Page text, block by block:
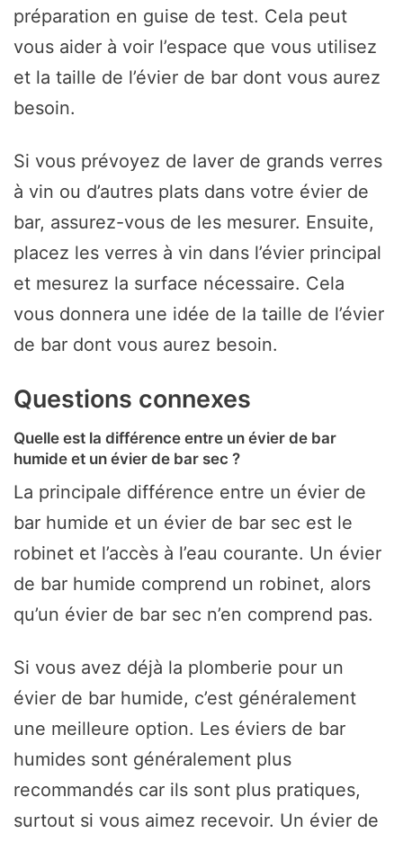
préparation en guise de test. Cela peut
vous aider à voir l’espace que vous utilisez
et la taille de l’évier de bar dont vous aurez
besoin.
Si vous prévoyez de laver de grands verres
à vin ou d’autres plats dans votre évier de
bar, assurez-vous de les mesurer. Ensuite,
placez les verres à vin dans l’évier principal
et mesurez la surface nécessaire. Cela
vous donnera une idée de la taille de l’évier
de bar dont vous aurez besoin.
Questions connexes
Quelle est la différence entre un évier de bar
humide et un évier de bar sec ?
La principale différence entre un évier de
bar humide et un évier de bar sec est le
robinet et l’accès à l’eau courante. Un évier
de bar humide comprend un robinet, alors
qu’un évier de bar sec n’en comprend pas.
Si vous avez déjà la plomberie pour un
évier de bar humide, c’est généralement
une meilleure option. Les éviers de bar
humides sont généralement plus
recommandés car ils sont plus pratiques,
surtout si vous aimez recevoir. Un évier de